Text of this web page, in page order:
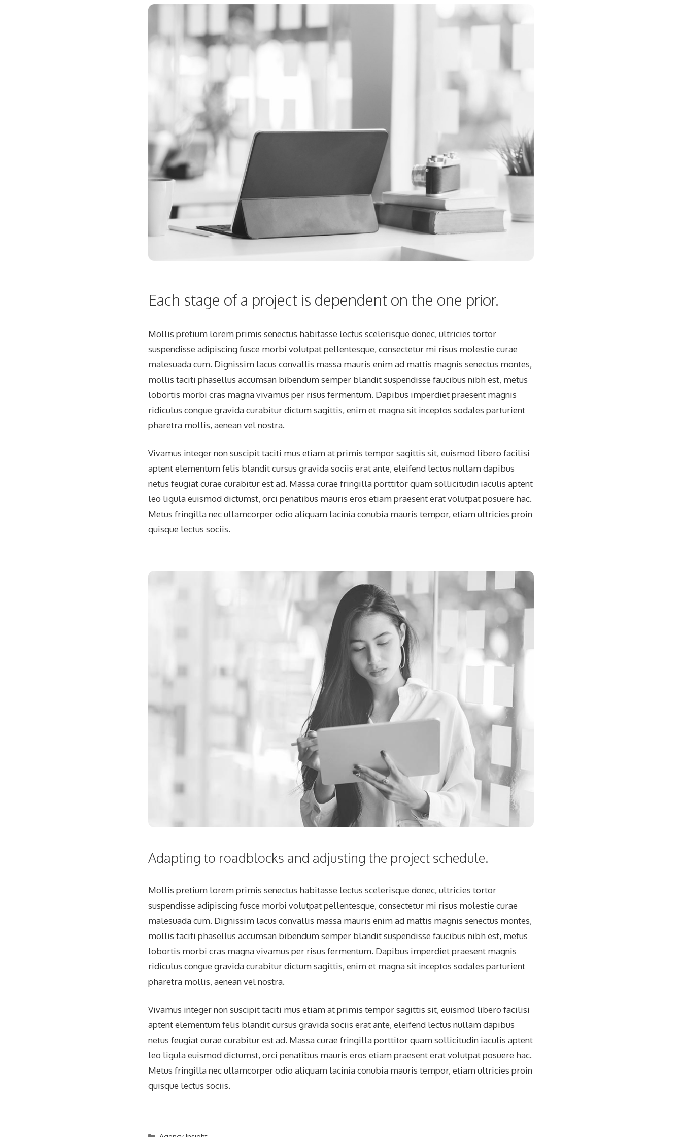
Each stage of a project is dependent on the one prior.
Mollis pretium lorem primis senectus habitasse lectus scelerisque donec, ultricies tortor
suspendisse adipiscing fusce morbi volutpat pellentesque, consectetur mi risus molestie curae
malesuada cum. Dignissim lacus convallis massa mauris enim ad mattis magnis senectus montes,
mollis taciti phasellus accumsan bibendum semper blandit suspendisse faucibus nibh est, metus
lobortis morbi cras magna vivamus per risus fermentum. Dapibus imperdiet praesent magnis
ridiculus congue gravida curabitur dictum sagittis, enim et magna sit inceptos sodales parturient
pharetra mollis, aenean vel nostra.
Vivamus integer non suscipit taciti mus etiam at primis tempor sagittis sit, euismod libero facilisi
aptent elementum felis blandit cursus gravida sociis erat ante, eleifend lectus nullam dapibus
netus feugiat curae curabitur est ad. Massa curae fringilla porttitor quam sollicitudin iaculis aptent
leo ligula euismod dictumst, orci penatibus mauris eros etiam praesent erat volutpat posuere hac.
Metus fringilla nec ullamcorper odio aliquam lacinia conubia mauris tempor, etiam ultricies proin
quisque lectus sociis.
Adapting to roadblocks and adjusting the project schedule.
Mollis pretium lorem primis senectus habitasse lectus scelerisque donec, ultricies tortor
suspendisse adipiscing fusce morbi volutpat pellentesque, consectetur mi risus molestie curae
malesuada cum. Dignissim lacus convallis massa mauris enim ad mattis magnis senectus montes,
mollis taciti phasellus accumsan bibendum semper blandit suspendisse faucibus nibh est, metus
lobortis morbi cras magna vivamus per risus fermentum. Dapibus imperdiet praesent magnis
ridiculus congue gravida curabitur dictum sagittis, enim et magna sit inceptos sodales parturient
pharetra mollis, aenean vel nostra.
Vivamus integer non suscipit taciti mus etiam at primis tempor sagittis sit, euismod libero facilisi
aptent elementum felis blandit cursus gravida sociis erat ante, eleifend lectus nullam dapibus
netus feugiat curae curabitur est ad. Massa curae fringilla porttitor quam sollicitudin iaculis aptent
leo ligula euismod dictumst, orci penatibus mauris eros etiam praesent erat volutpat posuere hac.
Metus fringilla nec ullamcorper odio aliquam lacinia conubia mauris tempor, etiam ultricies proin
quisque lectus sociis.